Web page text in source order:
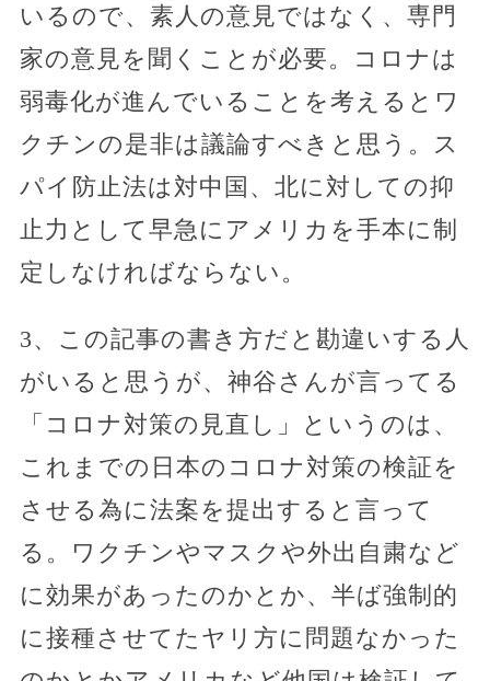
いるので、素人の意見ではなく、専門
家の意見を聞くことが必要。コロナは
弱毒化が進んでいることを考えるとワ
クチンの是非は議論すべきと思う。ス
パイ防止法は対中国、北に対しての抑
止力として早急にアメリカを手本に制
定しなければならない。
3、この記事の書き方だと勘違いする人
がいると思うが、神谷さんが言ってる
「コロナ対策の見直し」というのは、
これまでの日本のコロナ対策の検証を
させる為に法案を提出すると言って
る。ワクチンやマスクや外出自粛など
に効果があったのかとか、半ば強制的
に接種させてたヤリ方に問題なかった